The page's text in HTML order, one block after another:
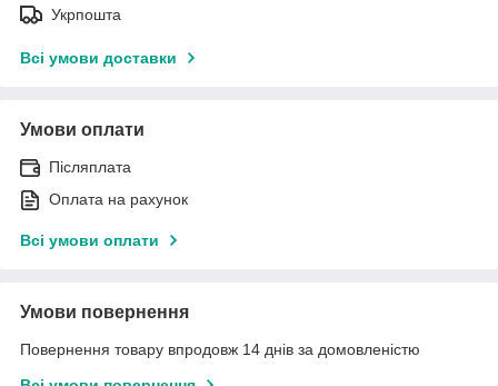
Укрпошта
Всі умови доставки
Умови оплати
Післяплата
Оплата на рахунок
Всі умови оплати
Умови повернення
Повернення товару впродовж 14 днів за домовленістю